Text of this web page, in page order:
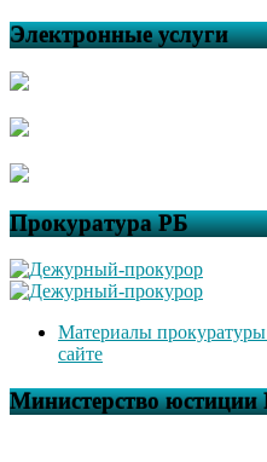
Электронные услуги
Прокуратура РБ
Материалы
сайте
Министерство